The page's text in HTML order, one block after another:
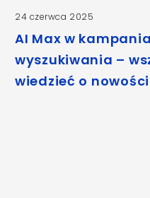
24 czerwca 2025
AI Max w
wyszukiwania –
wiedzieć o